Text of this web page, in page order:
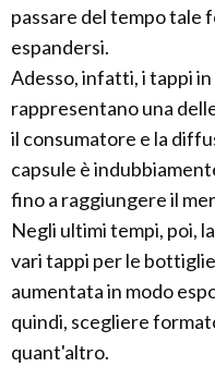
passare del tempo tale
espandersi.
Adesso, infatti, i tappi
rappresentano una
il consumatore e la
capsule è
fino a raggiungere il
Negli ultimi tempi, poi,
vari tappi per le
aumentata in modo
quindi, scegliere
quant'altro.